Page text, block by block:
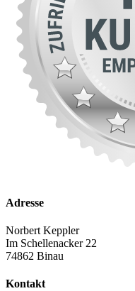
Adresse
Norbert Keppler
Im Schellenacker 22
74862 Binau
Kontakt